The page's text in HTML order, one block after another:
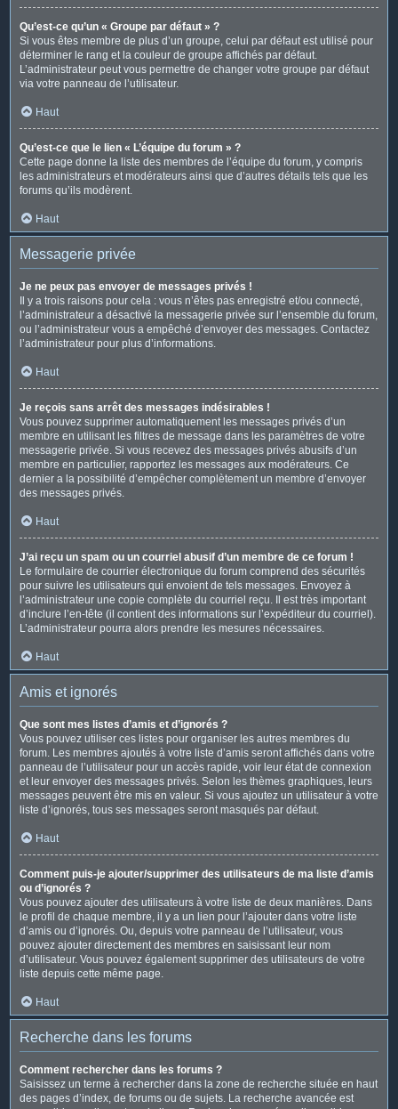
Qu’est-ce qu’un « Groupe par défaut » ?
Si vous êtes membre de plus d’un groupe, celui par défaut est utilisé pour
déterminer le rang et la couleur de groupe affichés par défaut.
L’administrateur peut vous permettre de changer votre groupe par défaut
via votre panneau de l’utilisateur.
Haut
Qu’est-ce que le lien « L’équipe du forum » ?
Cette page donne la liste des membres de l’équipe du forum, y compris
les administrateurs et modérateurs ainsi que d’autres détails tels que les
forums qu’ils modèrent.
Haut
Messagerie privée
Je ne peux pas envoyer de messages privés !
Il y a trois raisons pour cela : vous n’êtes pas enregistré et/ou connecté,
l’administrateur a désactivé la messagerie privée sur l’ensemble du forum,
ou l’administrateur vous a empêché d’envoyer des messages. Contactez
l’administrateur pour plus d’informations.
Haut
Je reçois sans arrêt des messages indésirables !
Vous pouvez supprimer automatiquement les messages privés d’un
membre en utilisant les filtres de message dans les paramètres de votre
messagerie privée. Si vous recevez des messages privés abusifs d’un
membre en particulier, rapportez les messages aux modérateurs. Ce
dernier a la possibilité d’empêcher complètement un membre d’envoyer
des messages privés.
Haut
J’ai reçu un spam ou un courriel abusif d’un membre de ce forum !
Le formulaire de courrier électronique du forum comprend des sécurités
pour suivre les utilisateurs qui envoient de tels messages. Envoyez à
l’administrateur une copie complète du courriel reçu. Il est très important
d’inclure l’en-tête (il contient des informations sur l’expéditeur du courriel).
L’administrateur pourra alors prendre les mesures nécessaires.
Haut
Amis et ignorés
Que sont mes listes d’amis et d’ignorés ?
Vous pouvez utiliser ces listes pour organiser les autres membres du
forum. Les membres ajoutés à votre liste d’amis seront affichés dans votre
panneau de l’utilisateur pour un accès rapide, voir leur état de connexion
et leur envoyer des messages privés. Selon les thèmes graphiques, leurs
messages peuvent être mis en valeur. Si vous ajoutez un utilisateur à votre
liste d’ignorés, tous ses messages seront masqués par défaut.
Haut
Comment puis-je ajouter/supprimer des utilisateurs de ma liste d’amis
ou d’ignorés ?
Vous pouvez ajouter des utilisateurs à votre liste de deux manières. Dans
le profil de chaque membre, il y a un lien pour l’ajouter dans votre liste
d’amis ou d’ignorés. Ou, depuis votre panneau de l’utilisateur, vous
pouvez ajouter directement des membres en saisissant leur nom
d’utilisateur. Vous pouvez également supprimer des utilisateurs de votre
liste depuis cette même page.
Haut
Recherche dans les forums
Comment rechercher dans les forums ?
Saisissez un terme à rechercher dans la zone de recherche située en haut
des pages d’index, de forums ou de sujets. La recherche avancée est